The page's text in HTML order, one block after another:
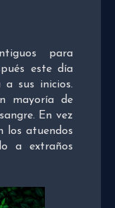
para
este día
a sus inicios.
mayoría de
En vez
los atuendos
a extraños